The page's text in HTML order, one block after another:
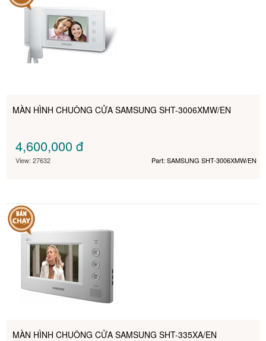
MÀN HÌNH CHUÔNG CỬA SAMSUNG SHT-3006XMW/EN
4,600,000đ
View: 27632 Part: SAMSUNG SHT-3006XMW/EN
MÀN HÌNH CHUÔNG CỬA SAMSUNG SHT-335XA/EN